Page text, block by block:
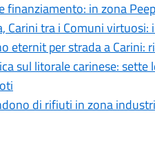
finanziamento: in zona
Carini tra i Comuni
eternit per strada a
sul litorale carinese:
di rifiuti in zona